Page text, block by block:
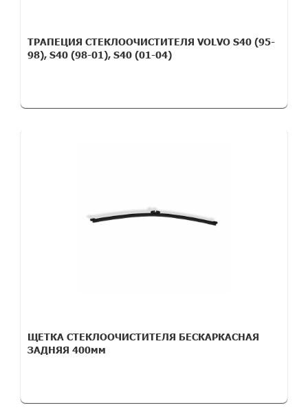
ТРАПЕЦИЯ СТЕКЛООЧИСТИТЕЛЯ VOLVO S40 (95-
98), S40 (98-01), S40 (01-04)
ЩЕТКА СТЕКЛООЧИСТИТЕЛЯ БЕСКАРКАСНАЯ
ЗАДНЯЯ 400мм